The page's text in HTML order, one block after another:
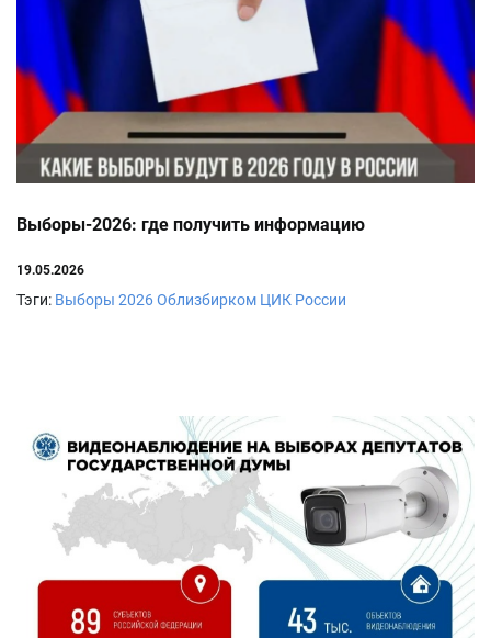
Выборы-2026: где получить информацию
19.05.2026
Тэги: Выборы 2026Облизбирком ЦИК России